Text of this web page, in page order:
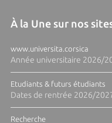
À la Une sur nos
www.universita.corsica
Année universitaire 2026/
Etudiants & futurs étudiants
Dates de rentrée 2026/
Recherche